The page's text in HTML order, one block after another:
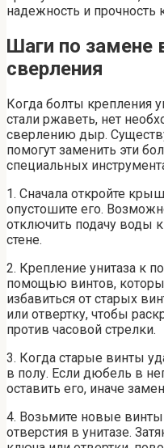
надежность и прочность
Шаги по замене
сверления
Когда болты крепления
стали ржаветь, нет
сверлению дыр.
помогут заменить эти
специальных
1. Сначала откройте
опустошите его.
отключить подачу воды к
стене.
2. Крепление унитаза к
помощью винтов,
избавиться от старых
или отвертку, чтобы
против часовой стрелки.
3. Когда старые винты
в полу. Если дюбель в
оставить его, иначе
4. Возьмите новые винты
отверстия в унитазе.